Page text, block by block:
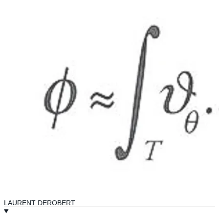
LAURENT DEROBERT